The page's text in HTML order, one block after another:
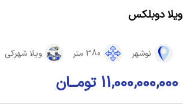
ویلا دوبلکس
نوشهر 380 متر ویلا شهرکی
11,000,000,000 تومــان